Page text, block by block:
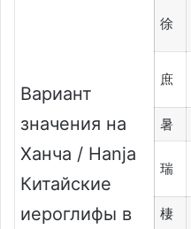
Вариант
значения на
Ханча / Hanja
Китайские
иероглифы в
徐
庶
暑
瑞
棲